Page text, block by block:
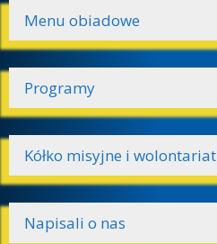
Menu obiadowe
Programy
Kółko misyjne i wolontariat
Napisali o nas